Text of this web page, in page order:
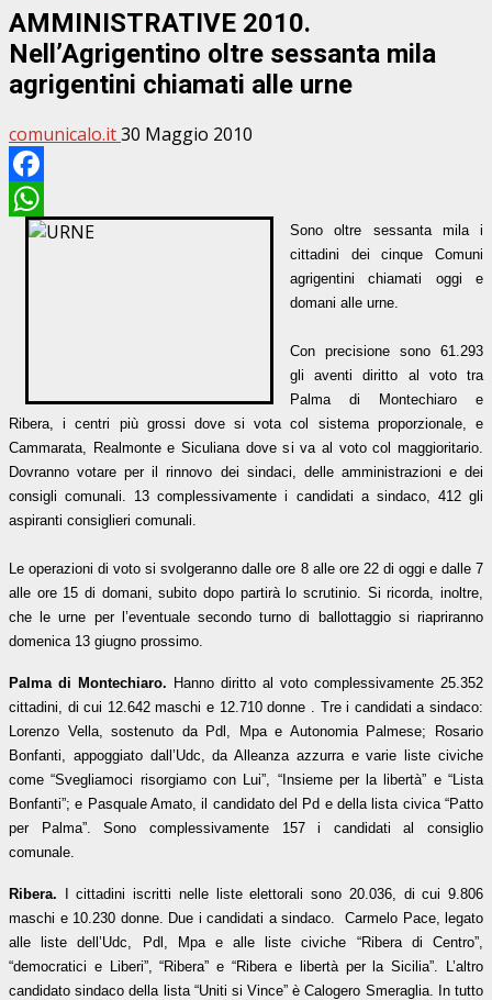
AMMINISTRATIVE 2010.
Nell’Agrigentino oltre sessanta mila
agrigentini chiamati alle urne
comunicalo.it30 Maggio 2010
Facebook
WhatsApp
Sono oltre sessanta mila i
cittadini dei cinque Comuni
agrigentini chiamati oggi e
domani alle urne.
Con precisione sono 61.293
gli aventi diritto al voto tra
Palma di Montechiaro e
Ribera, i centri più grossi dove si vota col sistema proporzionale, e
Cammarata, Realmonte e Siculiana dove si va al voto col maggioritario.
Dovranno votare per il rinnovo dei sindaci, delle amministrazioni e dei
consigli comunali. 13 complessivamente i candidati a sindaco, 412 gli
aspiranti consiglieri comunali.
Le operazioni di voto si svolgeranno dalle ore 8 alle ore 22 di oggi e dalle 7
alle ore 15 di domani, subito dopo partirà lo scrutinio. Si ricorda, inoltre,
che le urne per l’eventuale secondo turno di ballottaggio si riapriranno
domenica 13 giugno prossimo.
Palma di Montechiaro. Hanno diritto al voto complessivamente 25.352
cittadini, di cui 12.642 maschi e 12.710 donne . Tre i candidati a sindaco:
Lorenzo Vella, sostenuto da Pdl, Mpa e Autonomia Palmese; Rosario
Bonfanti, appoggiato dall’Udc, da Alleanza azzurra e varie liste civiche
come “Svegliamoci risorgiamo con Lui”, “Insieme per la libertà” e “Lista
Bonfanti”; e Pasquale Amato, il candidato del Pd e della lista civica “Patto
per Palma”. Sono complessivamente 157 i candidati al consiglio
comunale.
Ribera. I cittadini iscritti nelle liste elettorali sono 20.036, di cui 9.806
maschi e 10.230 donne. Due i candidati a sindaco. Carmelo Pace, legato
alle liste dell’Udc, Pdl, Mpa e alle liste civiche “Ribera di Centro”,
“democratici e Liberi”, “Ribera” e “Ribera e libertà per la Sicilia”. L’altro
candidato sindaco della lista “Uniti si Vince” è Calogero Smeraglia. In tutto